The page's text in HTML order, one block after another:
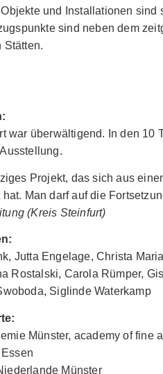
und Installationen sind
sind neben dem
Stätten.
war überwältigend. In den 10
Projekt, das sich aus
Man darf auf die
(Kreis Steinfurt)
Jutta Engelage, Christa
Rostalski, Carola Rümper,
Siglinde Waterkamp
Münster, academy of fine
Münster